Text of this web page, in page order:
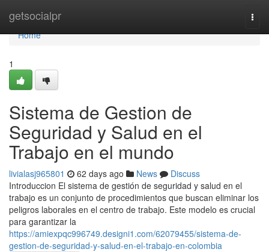
getsocialpr
Home
Home
1
Sistema de Gestion de
Seguridad y Salud en el
Trabajo en el mundo
livialasj965801 62 days ago News
Discuss
Introduccion El sistema de gestión de seguridad y salud en el
trabajo es un conjunto de procedimientos que buscan eliminar los
peligros laborales en el centro de trabajo. Este modelo es crucial
para garantizar la
https://amiexpqc996749.designi1.com/62079455/sistema-de-
gestion-de-seguridad-y-salud-en-el-trabajo-en-colombia